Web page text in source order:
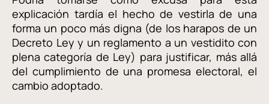
explicación tardía el hecho de vestirla de una
forma un poco más digna (de los harapos de un
Decreto Ley y un reglamento a un vestidito con
plena categoría de Ley) para justificar, más allá
del cumplimiento de una promesa electoral, el
cambio adoptado.